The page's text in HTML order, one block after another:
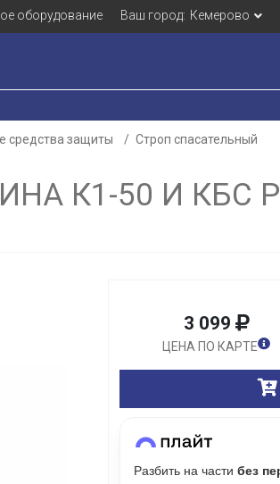
оборудование Ваш город: Кемерово
средства защиты
Строп спасательный
К1-50 И КБС
3 099
ЦЕНА ПО КАРТЕ
Разбить на части без